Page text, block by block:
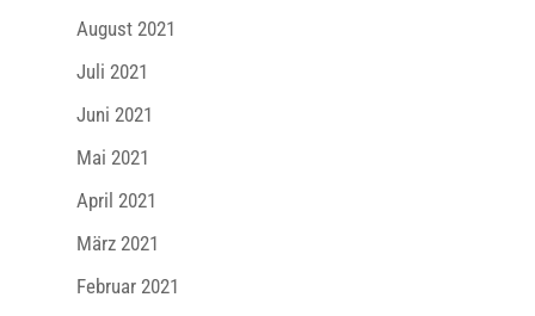
August 2021
Juli 2021
Juni 2021
Mai 2021
April 2021
März 2021
Februar 2021